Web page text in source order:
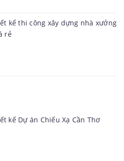
kế thi công xây dựng nhà xưởng
rẻ
kế Dự án Chiếu Xạ Cần Thơ